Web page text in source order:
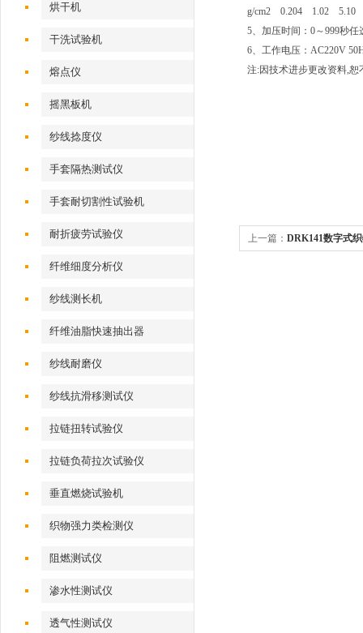
烘干机
干洗试验机
熔点仪
摇黑板机
纱线捻度仪
手套隔热测试仪
手套耐切割性试验机
耐折疲劳试验仪
纤维细度分析仪
纱线测长机
纤维油脂快速抽出器
纱线耐磨仪
纱线抗滑移测试仪
拉链扭转试验仪
拉链负荷拉次试验仪
垂直燃烧试验机
织物强力类检测仪
阻燃测试仪
渗水性测试仪
透气性测试仪
g/cm2 0.204 1.02 5.10
5、加压时间：0～999秒任
6、工作电压：AC220V
注:因技术进步更改资料,
上一篇： DRK141数字式